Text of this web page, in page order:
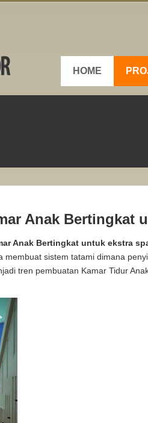
HOME
Anak Bertingkat
Anak Bertingkat untuk ekstra
sistem tatami dimana
tren pembuatan Kamar Tidur